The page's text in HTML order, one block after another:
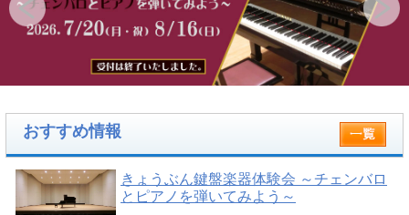
おすすめ情報
きょうぶん鍵盤楽器体験会 ～チェンバロ
とピアノを弾いてみよう～